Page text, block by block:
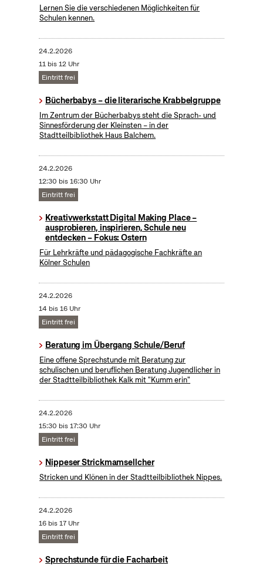
Lernen Sie die verschiedenen Möglichkeiten für
Schulen kennen.
24.2.2026
11 bis 12 Uhr
Eintritt frei
Bücherbabys – die literarische Krabbelgruppe
Im Zentrum der Bücherbabys steht die Sprach- und
Sinnesförderung der Kleinsten – in der
Stadtteilbibliothek Haus Balchem.
24.2.2026
12:30 bis 16:30 Uhr
Eintritt frei
Kreativwerkstatt Digital Making Place –
ausprobieren, inspirieren, Schule neu
entdecken – Fokus: Ostern
Für Lehrkräfte und pädagogische Fachkräfte an
Kölner Schulen
24.2.2026
14 bis 16 Uhr
Eintritt frei
Beratung im Übergang Schule/Beruf
Eine offene Sprechstunde mit Beratung zur
schulischen und beruflichen Beratung Jugendlicher in
der Stadtteilbibliothek Kalk mit "Kumm erin"
24.2.2026
15:30 bis 17:30 Uhr
Eintritt frei
Nippeser Strickmamsellcher
Stricken und Klönen in der Stadtteilbibliothek Nippes.
24.2.2026
16 bis 17 Uhr
Eintritt frei
Sprechstunde für die Facharbeit